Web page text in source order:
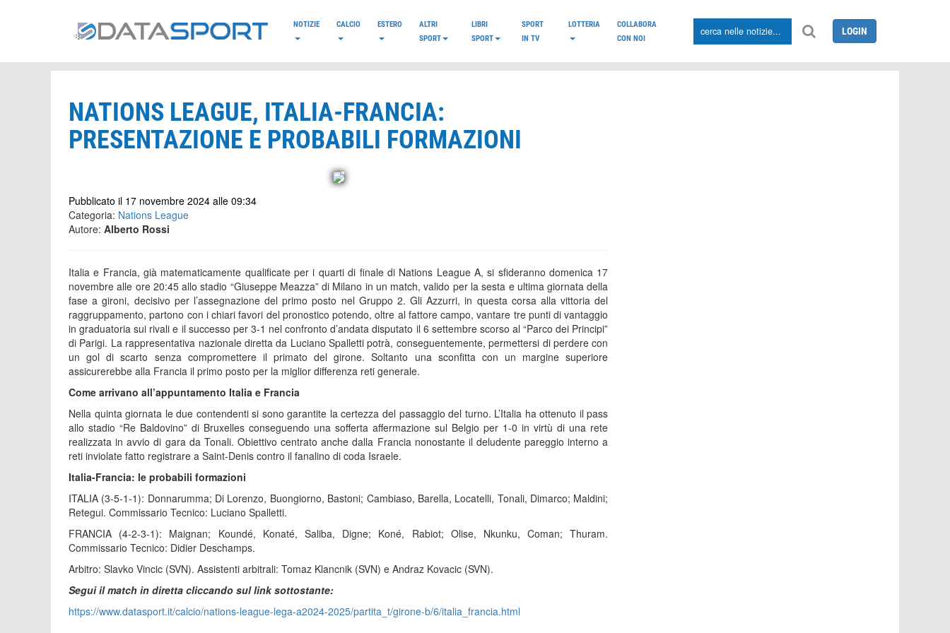
NOTIZIE CALCIO ESTERO
ALTRI
SPORT
LIBRI
SPORT
SPORT
IN TV
LOTTERIA
COLLABORA
CON NOI
LOGIN
NATIONS LEAGUE, ITALIA-FRANCIA:
PRESENTAZIONE E PROBABILI FORMAZIONI
Pubblicato il 17 novembre 2024 alle 09:34
Categoria: Nations League
Autore: Alberto Rossi
Italia e Francia, già matematicamente qualificate per i quarti di finale di Nations League A, si sfideranno domenica 17
novembre alle ore 20:45 allo stadio “Giuseppe Meazza” di Milano in un match, valido per la sesta e ultima giornata della
fase a gironi, decisivo per l’assegnazione del primo posto nel Gruppo 2. Gli Azzurri, in questa corsa alla vittoria del
raggruppamento, partono con i chiari favori del pronostico potendo, oltre al fattore campo, vantare tre punti di vantaggio
in graduatoria sui rivali e il successo per 3-1 nel confronto d’andata disputato il 6 settembre scorso al “Parco dei Principi”
di Parigi. La rappresentativa nazionale diretta da Luciano Spalletti potrà, conseguentemente, permettersi di perdere con
un gol di scarto senza compromettere il primato del girone. Soltanto una sconfitta con un margine superiore
assicurerebbe alla Francia il primo posto per la miglior differenza reti generale.
Come arrivano all’appuntamento Italia e Francia
Nella quinta giornata le due contendenti si sono garantite la certezza del passaggio del turno. L’Italia ha ottenuto il pass
allo stadio “Re Baldovino” di Bruxelles conseguendo una sofferta affermazione sul Belgio per 1-0 in virtù di una rete
realizzata in avvio di gara da Tonali. Obiettivo centrato anche dalla Francia nonostante il deludente pareggio interno a
reti inviolate fatto registrare a Saint-Denis contro il fanalino di coda Israele.
Italia-Francia: le probabili formazioni
ITALIA (3-5-1-1): Donnarumma; Di Lorenzo, Buongiorno, Bastoni; Cambiaso, Barella, Locatelli, Tonali, Dimarco; Maldini;
Retegui. Commissario Tecnico: Luciano Spalletti.
FRANCIA (4-2-3-1): Maignan; Koundé, Konaté, Saliba, Digne; Koné, Rabiot; Olise, Nkunku, Coman; Thuram.
Commissario Tecnico: Didier Deschamps.
Arbitro: Slavko Vincic (SVN). Assistenti arbitrali: Tomaz Klancnik (SVN) e Andraz Kovacic (SVN).
Segui il match in diretta cliccando sul link sottostante:
https://www.datasport.it/calcio/nations-league-lega-a2024-2025/partita_t/girone-b/6/italia_francia.html